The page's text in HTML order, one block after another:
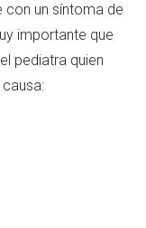
con un síntoma de
importante que
pediatra quien